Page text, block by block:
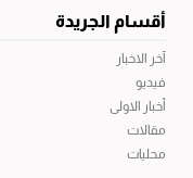
أقسام الجريدة
آخر الاخبار
فيديو
أخبار الاولى
مقالات
محليات